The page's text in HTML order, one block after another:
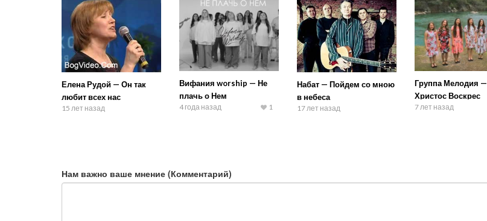
Елена Рудой — Он так
любит всех нас
15 лет назад
Вифания worship — Не
плачь о Нем
4 года назад 1
Набат — Пойдем со мною
в небеса
17 лет назад
Группа Мелодия —
Христос Воскрес
7 лет назад
Нам важно ваше мнение (Комментарий)